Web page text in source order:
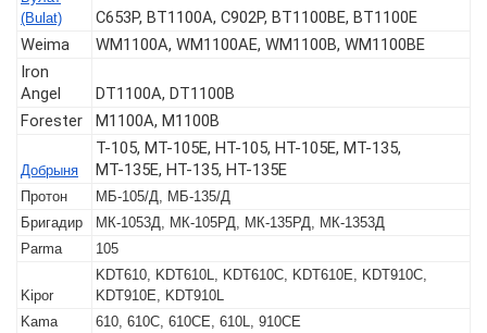
(Bulat)
C653P, BT1100A, C902P, BT1100BЕ, BT1100E
Weima
WM1100A, WM1100AE, WM1100B, WM1100BE
Iron
Angel
DT1100A, DT1100B
Forester
M1100A, M1100B
Добрыня
T-105, МТ-105Е, НТ-105, НТ-105Е, МТ-135,
МТ-135Е, НТ-135, НТ-135Е
Протон
МБ-105/Д, МБ-135/Д
Бригадир
МК-1053Д, МК-105РД, МК-135РД, МК-1353Д
Parma
105
Kipor
KDT610, KDT610L, KDT610C, KDT610E, KDT910C,
KDT910E, KDT910L
Kama
610, 610C, 610CE, 610L, 910CE